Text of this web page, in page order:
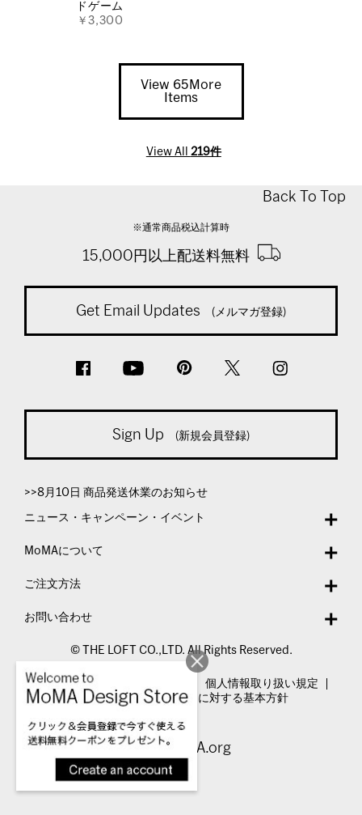
ドゲーム
￥3,300
View 65More
Items
View All 219件
Back To Top
※通常商品税込計算時
15,000円以上配送料無料
Get Email Updates (メルマガ登録)
Sign Up (新規会員登録)
>>8月10日 商品発送休業のお知らせ
ニュース・キャンペーン・イベント
MoMAについて
ご注文方法
お問い合わせ
© THE LOFT CO.,LTD. All Rights Reserved.
特定商取引法表示
個人情報取り扱い規定
カスタマーハラスメントに対する基本方針
Visit MoMA.org